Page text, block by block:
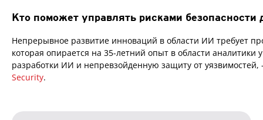
Кто поможет управлять рисками безопасности
Непрерывное развитие инноваций в области ИИ требует
которая опирается на 35-летний опыт в области аналитики
разработки ИИ и непревзойденную защиту от
Security.